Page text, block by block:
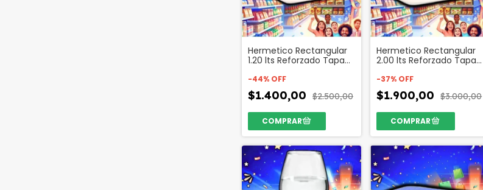
Hermetico Rectangular
1.20 lts Reforzado Tapa
-44% OFF
$1.400,00 $2.500,00
Hermetico Rectangular
2.00 lts Reforzado Tapa
-37% OFF
$1.900,00 $3.000,00